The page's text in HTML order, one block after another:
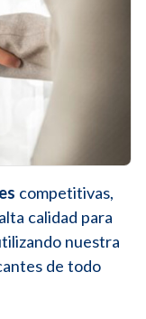
competitivas,
calidad para
nuestra
de todo